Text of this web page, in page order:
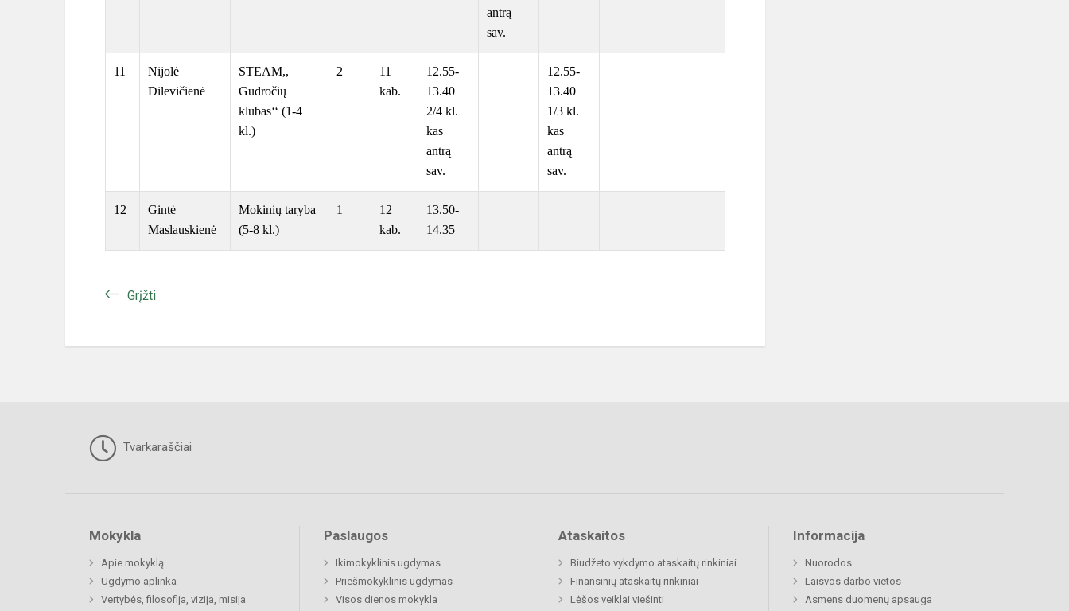
antrą
sav.
11
Nijolė
Dilevičienė
STEAM,,
Gudročių
klubas‘‘ (1-4
kl.)
2
11
kab.
12.55-
13.40
2/4 kl.
kas
antrą
sav.
12.55-
13.40
1/3 kl.
kas
antrą
sav.
12
Gintė
Maslauskienė
Mokinių taryba
(5-8 kl.)
1
12
kab.
13.50-
14.35
Grįžti
Tvarkaraščiai
Mokykla
Apie mokyklą
Ugdymo aplinka
Vertybės, filosofija, vizija, misija
Paslaugos
Ikimokyklinis ugdymas
Priešmokyklinis ugdymas
Visos dienos mokykla
Ataskaitos
Biudžeto vykdymo ataskaitų rinkiniai
Finansinių ataskaitų rinkiniai
Lėšos veiklai viešinti
Informacija
Nuorodos
Laisvos darbo vietos
Asmens duomenų apsauga